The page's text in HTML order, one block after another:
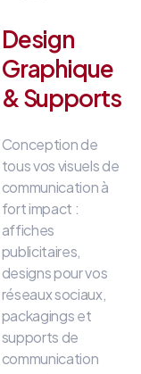
Design
Graphique
& Supports
Conception de
tous vos visuels de
communication à
fort impact :
affiches
publicitaires,
designs pour vos
réseaux sociaux,
packagings et
supports de
communication